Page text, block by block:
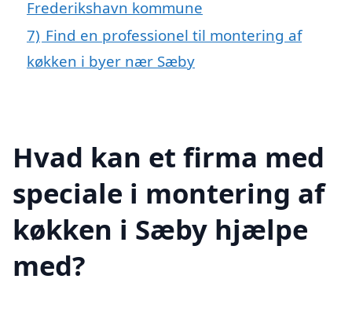
Frederikshavn kommune
7) Find en professionel til montering af
køkken i byer nær Sæby
Hvad kan et firma med
speciale i montering af
køkken i Sæby hjælpe
med?